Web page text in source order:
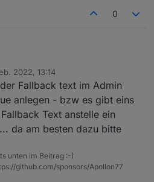
0
2022, 13:14
Fallback text im Admin
anlegen - bzw es gibt eins
Text anstelle ein
da am besten dazu bitte
unten im Beitrag :-)
github.com/sponsors/Apollon77